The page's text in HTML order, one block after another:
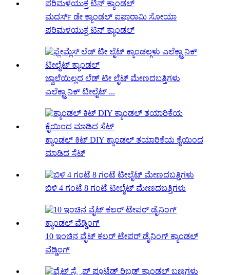
ಮದರ್ಸ್ ಡೇ ಕ್ಯಾಂಡಲ್ ಐಷಾರಾಮಿ ಸೋಯಾ
ಪರಿಮಳಯುಕ್ತ ಟಿನ್ ಕ್ಯಾಂಡಲ್
ಜ್ವಾಲೆಯಿಲ್ಲದ ಲೆಡ್ ಟೀ ಲೈಟ್ ಮೇಣದಬತ್ತಿಗಳು
ಎಲೆಕ್ಟ್ರಾನಿಕ್ ಟೀಲೈಟ್ ...
ಕ್ಯಾಂಡಲ್ ಕಿಟ್ DIY ಕ್ಯಾಂಡಲ್ ತಯಾರಿಕೆಯ ಕೈಯಿಂದ
ಮಾಡಿದ ಸೆಟ್
ಬಿಳಿ 4 ಗಂಟೆ 8 ಗಂಟೆ ಟೀಲೈಟ್ ಮೇಣದಬತ್ತಿಗಳು
10 ಇಂಚಿನ ವೈಟ್ ಕಲರ್ ಟೇಪರ್ ಡೈನಿಂಗ್ ಕ್ಯಾಂಡಲ್
ವೆಡ್ಡಿಂಗ್